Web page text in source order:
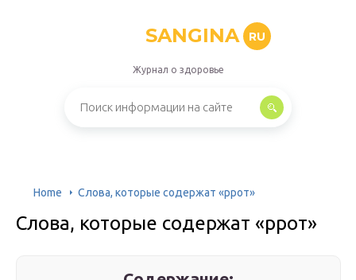
SANGINA RU
Журнал о здоровье
Home Слова, которые содержат «ррот»
Слова, которые содержат «ррот»